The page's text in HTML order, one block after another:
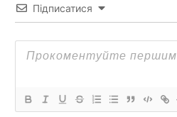
Підписатися